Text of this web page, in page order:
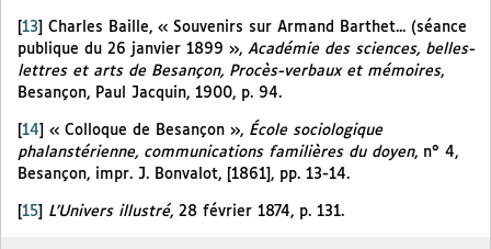
13
Charles Baille, « Souvenirs sur Armand Barthet... (séance
publique du 26 janvier 1899 », Académie des sciences, belles-
lettres et arts de Besançon, Procès-verbaux et mémoires,
Besançon, Paul Jacquin, 1900, p. 94.
14 « Colloque de Besançon », École sociologique
phalanstérienne, communications familières du doyen, n° 4,
Besançon, impr. J. Bonvalot, [1861], pp. 13-14.
[15] L’Univers illustré, 28 février 1874, p. 131.